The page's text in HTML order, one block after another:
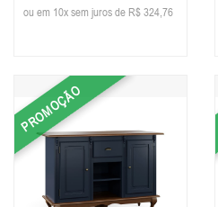
ou em 10x sem juros de R$ 324,76
PROMOÇÃO